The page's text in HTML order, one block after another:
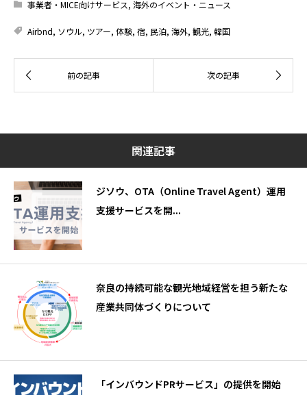
事業者・MICE向けサービス, 海外のイベント・ニュース
Airbnd, ソウル, ツアー, 体験, 宿, 民泊, 海外, 観光, 韓国
関連記事
ジソウ、OTA（Online Travel Agent）運用
支援サービスを開...
奈良の持続可能な観光地域経営を担う新たな
産業共同体づくりについて
「インバウンドPRサービス」の提供を開始